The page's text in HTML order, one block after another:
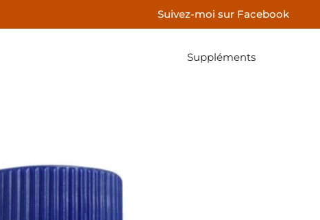
Suivez-moi sur Facebook
Suppléments